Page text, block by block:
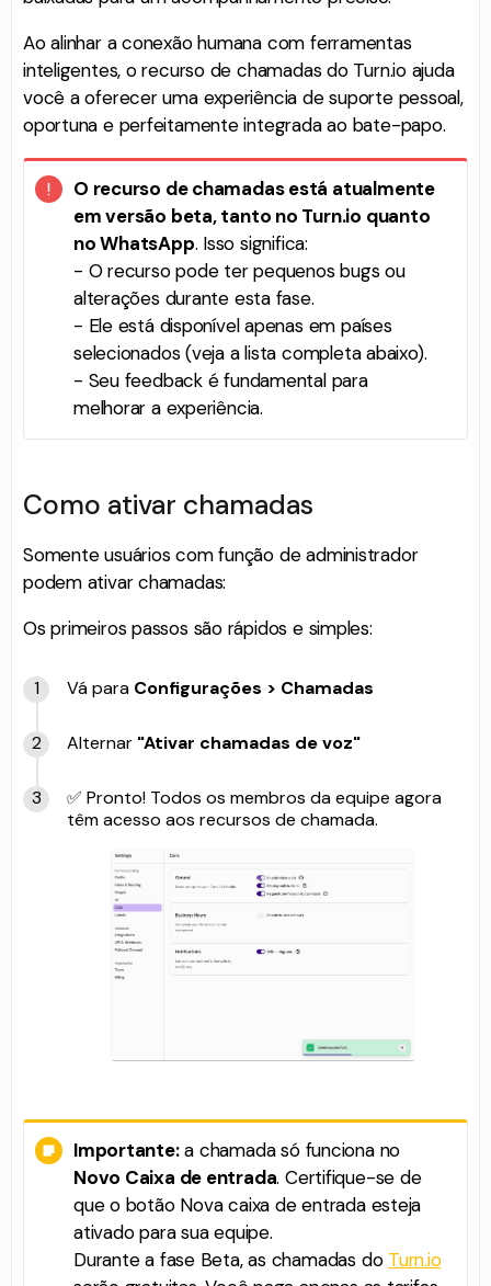
Ao alinhar a conexão humana com ferramentas
inteligentes, o recurso de chamadas do Turn.io ajuda
você a oferecer uma experiência de suporte pessoal,
oportuna e perfeitamente integrada ao bate-papo.
O recurso de chamadas está atualmente
em versão beta, tanto no Turn.io quanto
no WhatsApp. Isso significa:
- O recurso pode ter pequenos bugs ou
alterações durante esta fase.
- Ele está disponível apenas em países
selecionados (veja a lista completa abaixo).
- Seu feedback é fundamental para
melhorar a experiência.
Como ativar chamadas
Somente usuários com função de administrador
podem ativar chamadas:
Os primeiros passos são rápidos e simples:
Vá para Configurações > Chamadas
Alternar "Ativar chamadas de voz"
✅ Pronto! Todos os membros da equipe agora
têm acesso aos recursos de chamada.
Importante:a chamada só funciona no
Novo Caixa de entrada. Certifique-se de
que o botão Nova caixa de entrada esteja
ativado para sua equipe.
Durante a fase Beta, as chamadas do Turn.io